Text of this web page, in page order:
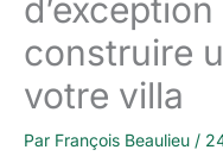
construire
votre villa
Par François Beaulieu /